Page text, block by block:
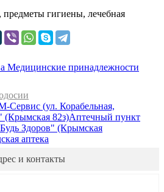
предметы гигиены, лечебная
Медицинские принадлежности
(ул. Корабельная,
(Крымская 82з)Аптечный пункт
Здоров" (Крымская
аптека
и контакты